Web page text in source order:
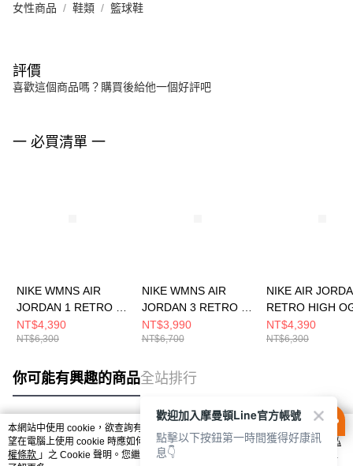
女性商品 鞋類 籃球鞋
評價
喜歡這個商品嗎？購買後給他一個好評吧
一 必買清單 一
NIKE WMNS AIR
JORDAN 1 RETRO HI
OG 女 籃球鞋
FD2596602
NT$4,390
NT$6,300
NIKE WMNS AIR
JORDAN 3 RETRO 女
籃球鞋 CK9246100
NT$3,990
NT$6,700
NIKE AIR
RETRO HIGH
籃球鞋
NT$4,390
NT$6,300
你可能有興趣的商品全站排行
熱門標籤
本網站中使用 cookie，欲查詢有關本網站使用 cookie 方式之詳情，及若您不希
望在電腦上使用 cookie 時應如何變更電腦的 cookie 設定，請參閱本網站「
隱私
權條款 」之 Cookie 聲明。您繼續使用本網站即表示您同意本公司得按本網站使
歡迎加入摩曼頓Line官方帳號
點擊以下按鈕第一時間獲得好康訊
息👇